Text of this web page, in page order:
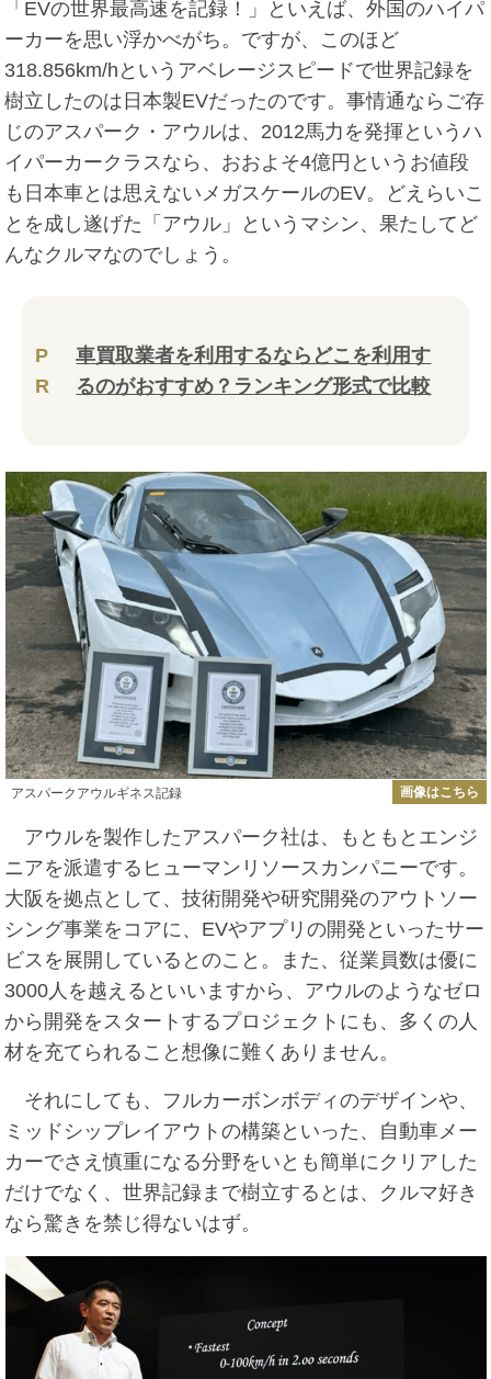
「EVの世界最高速を記録！」といえば、外国のハイパ
ーカーを思い浮かべがち。ですが、このほど
318.856km/hというアベレージスピードで世界記録を
樹立したのは日本製EVだったのです。事情通ならご存
じのアスパーク・アウルは、2012馬力を発揮というハ
イパーカークラスなら、おおよそ4億円というお値段
も日本車とは思えないメガスケールのEV。どえらいこ
とを成し遂げた「アウル」というマシン、果たしてど
んなクルマなのでしょう。
P
R
車買取業者を利用するならどこを利用す
るのがおすすめ？ランキング形式で比較
アスパークアウルギネス記録 画像はこちら
アウルを製作したアスパーク社は、もともとエンジ
ニアを派遣するヒューマンリソースカンパニーです。
大阪を拠点として、技術開発や研究開発のアウトソー
シング事業をコアに、EVやアプリの開発といったサー
ビスを展開しているとのこと。また、従業員数は優に
3000人を越えるといいますから、アウルのようなゼロ
から開発をスタートするプロジェクトにも、多くの人
材を充てられること想像に難くありません。
それにしても、フルカーボンボディのデザインや、
ミッドシップレイアウトの構築といった、自動車メー
カーでさえ慎重になる分野をいとも簡単にクリアした
だけでなく、世界記録まで樹立するとは、クルマ好き
なら驚きを禁じ得ないはず。